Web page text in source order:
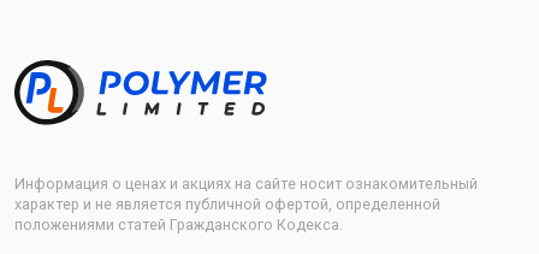
Информация о ценах и акциях на сайте носит ознакомительный
характер и не является публичной офертой, определенной
положениями статей Гражданского Кодекса.